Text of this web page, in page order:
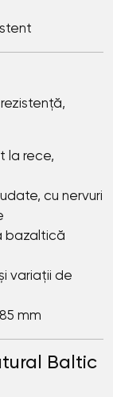
la rece,
cu nervuri
bazaltică
variații de
mm
Baltic